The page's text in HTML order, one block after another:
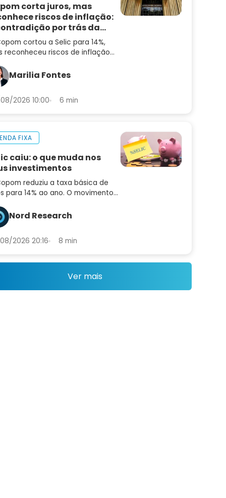
corta juros, mas
riscos de inflação:
por trás da
cortou a Selic para 14%,
reconheceu riscos de inflação
ainda não é hora de
risco
Marilia Fontes
2026 10:00 6 min
FIXA
caiu: o que muda nos
investimentos
reduziu a taxa básica de
para 14% ao ano. O movimento
sinais importantes sobre os
passos
Nord Research
2026 20:16 8 min
Ver mais